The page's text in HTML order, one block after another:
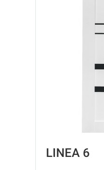
LINEA 6